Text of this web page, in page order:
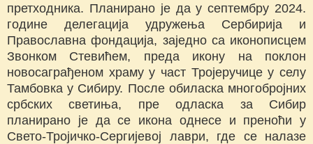
претходника. Планирано је да у септембру 2024.
године делегација удружења Сербирија и
Православна фондација, заједно са иконописцем
Звонком Стевићем, преда икону на поклон
новосаграђеном храму у част Тројеручице у селу
Тамбовка у Сибиру. После обиласка многобројних
србских светиња, пре одласка за Сибир
планирано је да се икона однесе и преноћи у
Свето-Тројичко-Сергијевој лаври, где се налазе